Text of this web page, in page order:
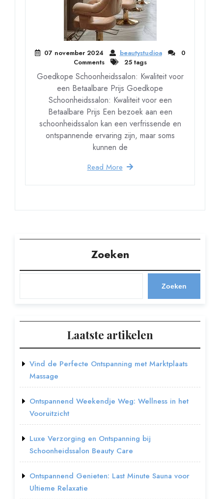
07 november 2024 beautystudioa
0
Comments
25 tags
Goedkope Schoonheidssalon: Kwaliteit voor
een Betaalbare Prijs Goedkope
Schoonheidssalon: Kwaliteit voor een
Betaalbare Prijs Een bezoek aan een
schoonheidssalon kan een verfrissende en
ontspannende ervaring zijn, maar soms
kunnen de
Read More
Zoeken
Zoeken
Laatste artikelen
Vind de Perfecte Ontspanning met Marktplaats
Massage
Ontspannend Weekendje Weg: Wellness in het
Vooruitzicht
Luxe Verzorging en Ontspanning bij
Schoonheidssalon Beauty Care
Ontspannend Genieten: Last Minute Sauna voor
Ultieme Relaxatie